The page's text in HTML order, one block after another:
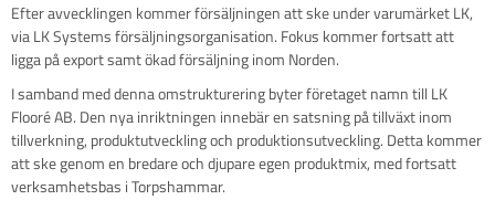
Efter avvecklingen kommer försäljningen att ske under varumärket LK,
via LK Systems försäljningsorganisation. Fokus kommer fortsatt att
ligga på export samt ökad försäljning inom Norden.
I samband med denna omstrukturering byter företaget namn till LK
Flooré AB. Den nya inriktningen innebär en satsning på tillväxt inom
tillverkning, produktutveckling och produktionsutveckling. Detta kommer
att ske genom en bredare och djupare egen produktmix, med fortsatt
verksamhetsbas i Torpshammar.